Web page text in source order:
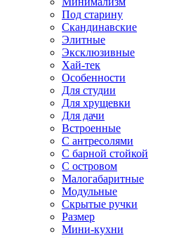
Под старину
Скандинавские
Элитные
Эксклюзивные
Хай-тек
Особенности
Для студии
Для хрущевки
Для дачи
Встроенные
С антресолями
С барной стойкой
С островом
Малогабаритные
Модульные
Скрытые ручки
Размер
Мини-кухни